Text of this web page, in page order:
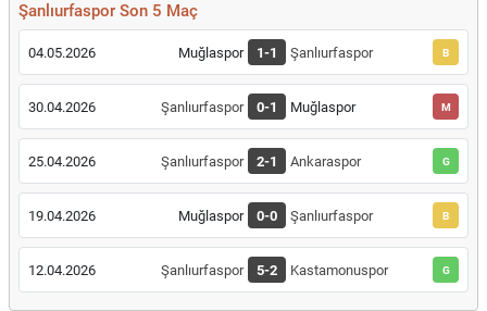
Şanlıurfaspor Son 5 Maç
04.05.2026 Muğlaspor 1-1 Şanlıurfaspor B
30.04.2026 Şanlıurfaspor 0-1 Muğlaspor M
25.04.2026 Şanlıurfaspor 2-1 Ankaraspor G
19.04.2026 Muğlaspor 0-0 Şanlıurfaspor B
12.04.2026 Şanlıurfaspor 5-2 Kastamonuspor G